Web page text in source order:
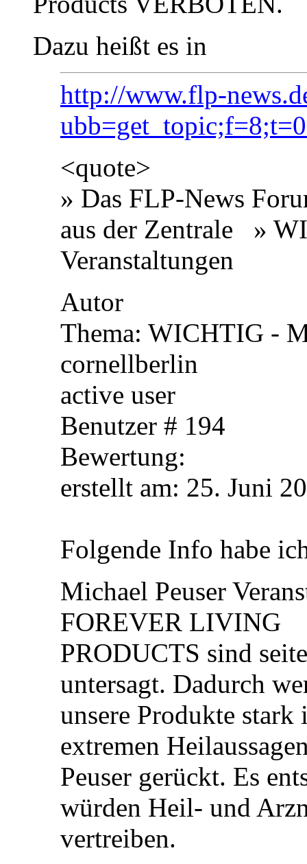
Dazu heißt es in
http://www.flp-
<quote>
» Das FLP-News
aus der Zentrale »
Veranstaltungen
Autor
Thema: WICHTIG -
cornellberlin
active user
Benutzer # 194
Bewertung:
erstellt am: 25.
Folgende Info habe
Michael Peuser
FOREVER LIVING
PRODUCTS sind
untersagt. Dadurch
unsere Produkte
extremen
Peuser gerückt. Es
würden Heil- und
vertreiben.